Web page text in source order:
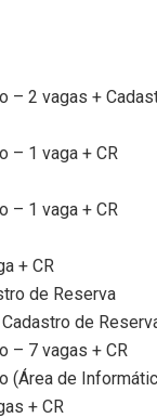
2 vagas +
– 1 vaga + CR
– 1 vaga + CR
+ CR
de Reserva
de
– 7 vagas + CR
de
+ CR